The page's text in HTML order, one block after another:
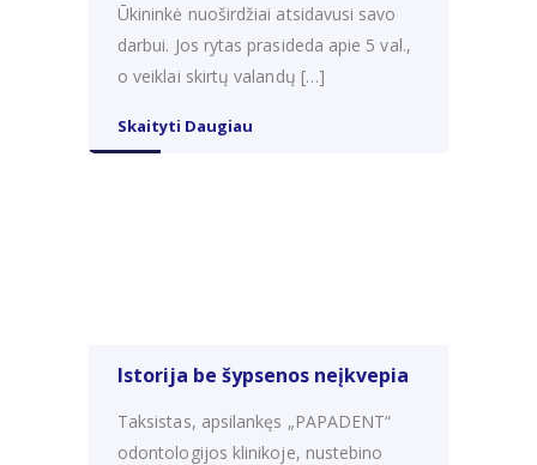
Ūkininkė nuoširdžiai atsidavusi savo
darbui. Jos rytas prasideda apie 5 val.,
o veiklai skirtų valandų […]
Skaityti Daugiau
Istorija be šypsenos neįkvepia
Taksistas, apsilankęs „PAPADENT“
odontologijos klinikoje, nustebino